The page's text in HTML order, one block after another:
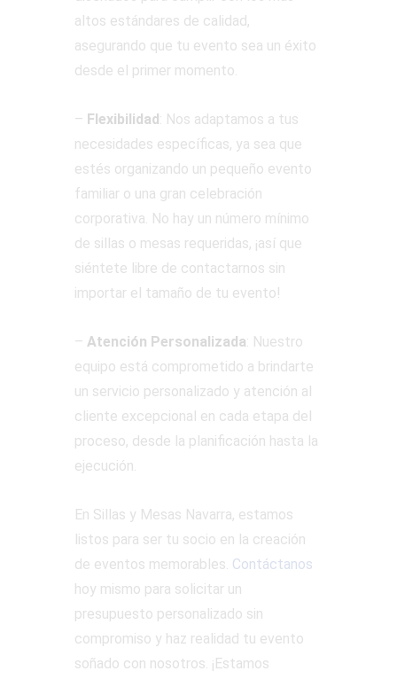
altos estándares de calidad,
asegurando que tu evento sea un éxito
desde el primer momento.
– Flexibilidad: Nos adaptamos a tus
necesidades específicas, ya sea que
estés organizando un pequeño evento
familiar o una gran celebración
corporativa. No hay un número mínimo
de sillas o mesas requeridas, ¡así que
siéntete libre de contactarnos sin
importar el tamaño de tu evento!
– Atención Personalizada: Nuestro
equipo está comprometido a brindarte
un servicio personalizado y atención al
cliente excepcional en cada etapa del
proceso, desde la planificación hasta la
ejecución.
En Sillas y Mesas Navarra, estamos
listos para ser tu socio en la creación
de eventos memorables. Contáctanos
hoy mismo para solicitar un
presupuesto personalizado sin
compromiso y haz realidad tu evento
soñado con nosotros. ¡Estamos